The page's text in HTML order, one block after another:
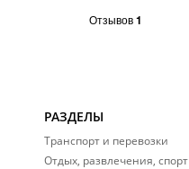
Отзывов1
РАЗДЕЛЫ
Транспорт и перевозки
Отдых, развлечения, спорт